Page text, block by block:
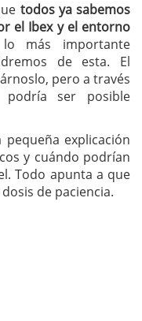
todos ya sabemos
el Ibex y el entorno
más importante
de esta. El
pero a través
ser posible
explicación
y cuándo podrían
Todo apunta a que
de paciencia.